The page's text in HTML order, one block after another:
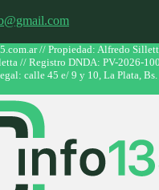
// Propiedad: Alfredo
// Registro DNDA: PV-2026-
calle 45 e/ 9 y 10, La Plata, Bs.